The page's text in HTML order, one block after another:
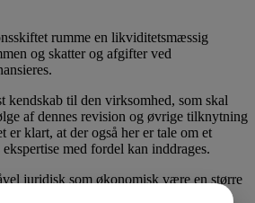
rumme en likviditetsmæssig
og skatter og afgifter ved
kendskab til den virksomhed, som skal
af dennes revision og øvrige tilknytning
er klart, at der også her er tale om et
med fordel kan inddrages.
juridisk som økonomisk være en større
fællesskab mellem klient, revisor og